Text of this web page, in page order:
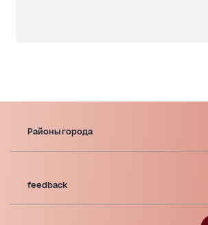
Районы города
feedback